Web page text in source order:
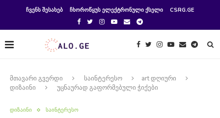
ᲩᲕᲔᲜᲡ ᲨᲔᲡᲐᲮᲔᲑ ᲩᲮᲝᲠᲝᲬᲧᲣᲡ ᲔᲚᲔᲥᲢᲠᲝᲜᲣᲚᲘ ᲥᲡᲔᲚᲘ CSRG.GE
მთავარი გვერდი საინტერესო
art დღიური
დიზაინი
უცნაურად გაფორმებული ჭიქები
დიზაინი საინტერესო